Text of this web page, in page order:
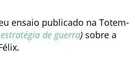
ensaio publicado na Totem-
de guerra) sobre a